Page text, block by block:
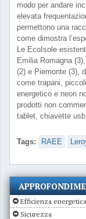
modo per andare
elevata
permettono una
come dimostra
Le EcoIsole
Emilia Romagna
(2) e Piemonte (3),
come trapani,
energetico e neon
prodotti non
tablet, chiavette
Tags: RAEE
Efficienza energetica
Sicurezza